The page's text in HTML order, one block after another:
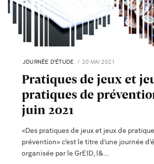
JOURNÉE D’ÉTUDE 20 MAI 2021
Pratiques de jeux et
pratiques de
juin 2021
«Des pratiques de jeux et jeux de
prévention» c’est le titre d’une journée
organisée par le GrEID, l&